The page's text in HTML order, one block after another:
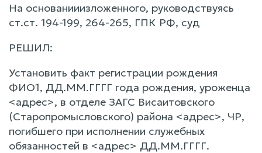
На основанииизложенного, руководствуясь
ст.ст. 194-199, 264-265, ГПК РФ, суд
РЕШИЛ:
Установить факт регистрации рождения
ФИО1, ДД.ММ.ГГГГ года рождения, уроженца
<адрес>, в отделе ЗАГС Висаитовского
(Старопромысловского) района <адрес>, ЧР,
погибшего при исполнении служебных
обязанностей в <адрес> ДД.ММ.ГГГГ.